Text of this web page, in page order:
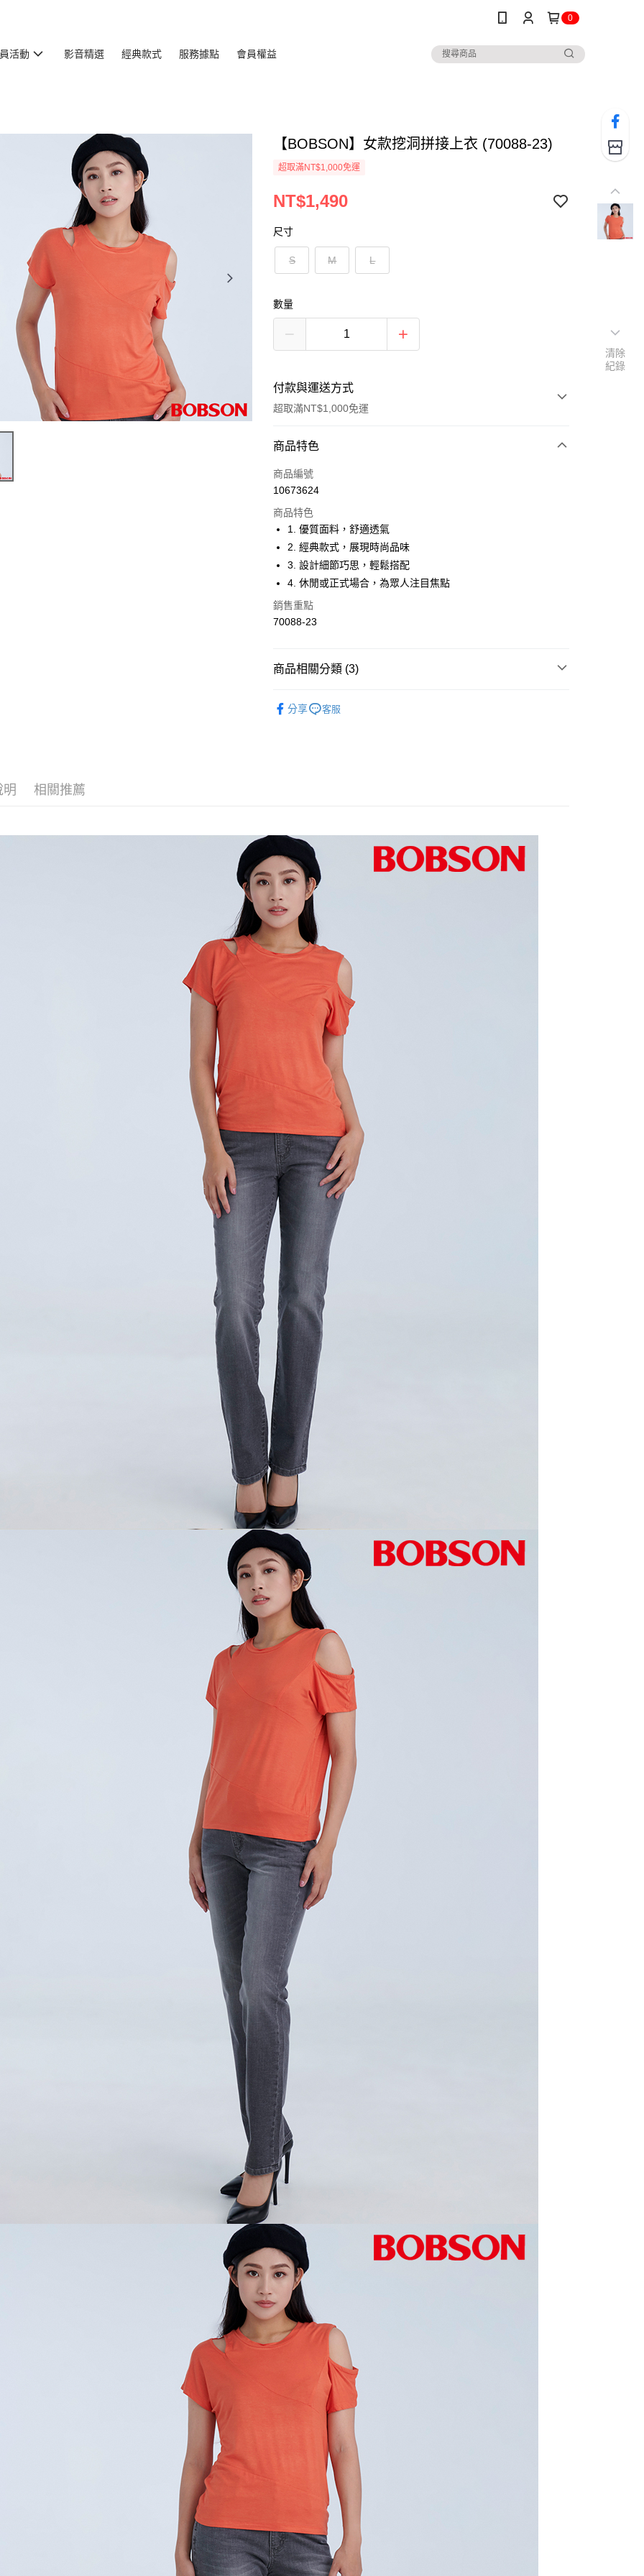
0
活動 影音精選 經典款式 服務據點 會員權益
【BOBSON】女款挖洞拼接上衣 (70088-23)
超取滿NT$1,000免運
NT$1,490
尺寸
S M L
數量
付款與運送方式
超取滿NT$1,000免運
付款方式
信用卡一次付款
ATM付款
運送方式
付款後全家取貨
每筆NT$60，滿NT$1,000(含以上)免運費
每筆NT$60，滿NT$1,000(含以上)免運費
每筆NT$60，滿NT$1,000(含以上)免運費
商品特色
商品編號
10673624
商品特色
1. 優質面料，舒適透氣
2. 經典款式，展現時尚品味
3. 設計細節巧思，輕鬆搭配
4. 休閒或正式場合，為眾人注目焦點
銷售重點
70088-23
商品相關分類 (3)
分享 客服
明 相關推薦
清除
紀錄